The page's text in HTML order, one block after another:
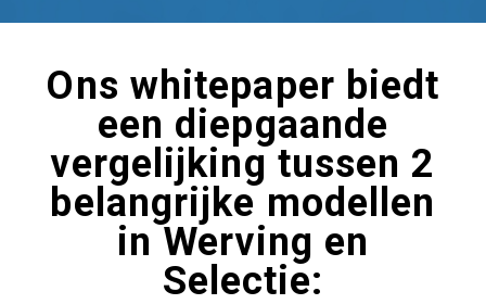
Ons whitepaper biedt
een diepgaande
vergelijking tussen 2
belangrijke modellen
in Werving en
Selectie: